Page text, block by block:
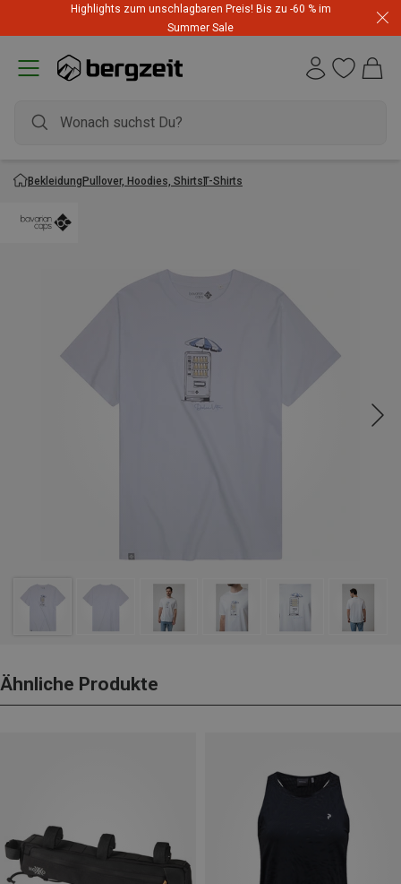
Highlights zum unschlagbaren Preis! Bis zu -60 % im
Summer Sale
BekleidungPullover, Hoodies, ShirtsT-Shirts
Ähnliche Produkte